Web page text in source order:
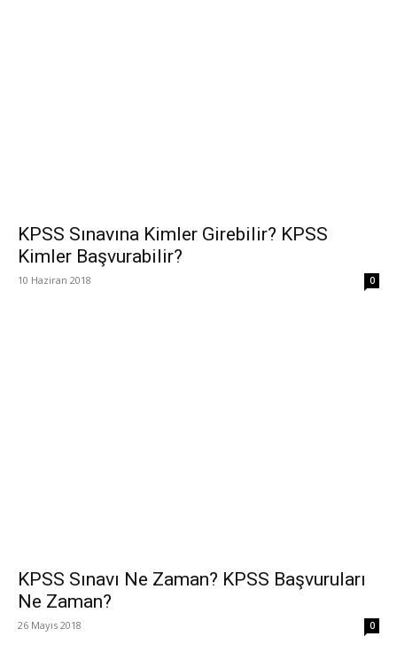
KPSS Sınavına Kimler Girebilir? KPSS
Kimler Başvurabilir?
10 Haziran 2018 0
KPSS Sınavı Ne Zaman? KPSS Başvuruları
Ne Zaman?
26 Mayıs 2018 0